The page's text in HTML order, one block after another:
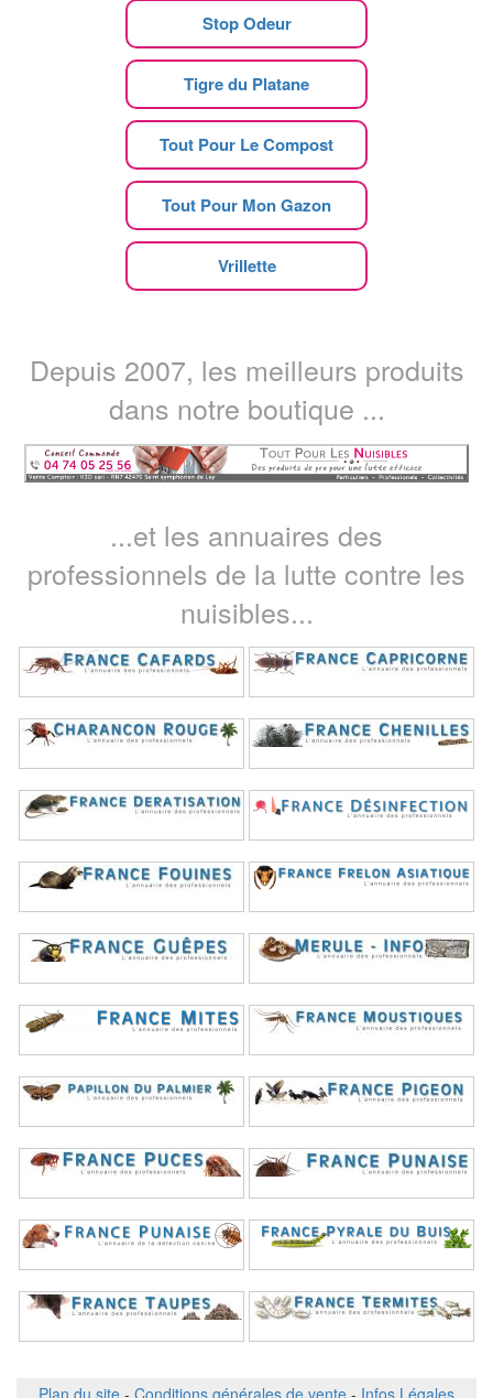
Stop Odeur
Tigre du Platane
Tout Pour Le Compost
Tout Pour Mon Gazon
Vrillette
Depuis 2007, les meilleurs produits
dans notre boutique ...
...et les annuaires des
professionnels de la lutte contre les
nuisibles...
Plan du site - Conditions générales de vente - Infos Légales